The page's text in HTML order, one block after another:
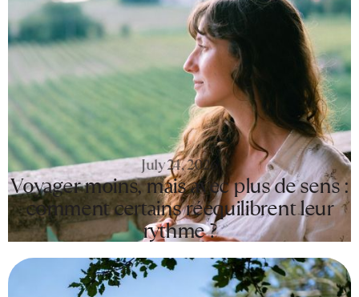
July 24, 2026
Voyager moins, mais avec plus de sens :
comment certains rééquilibrent leur
rythme ?